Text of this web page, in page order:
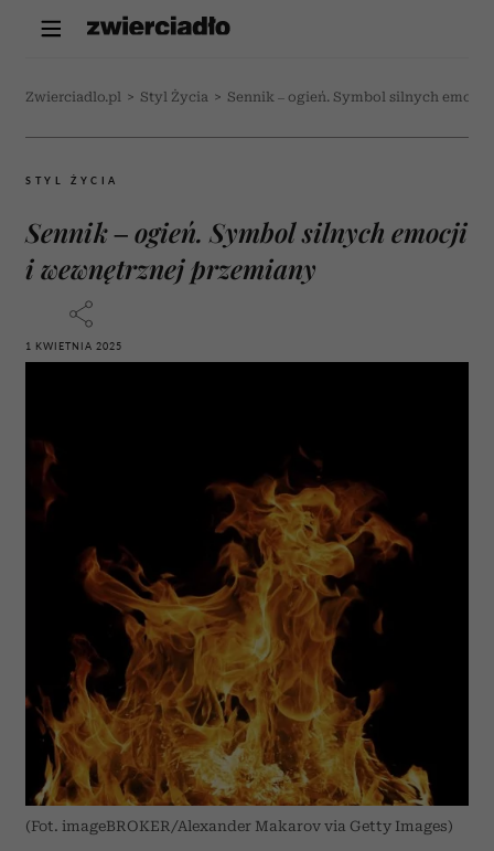
Zwierciadlo.pl > Styl Życia > Sennik – ogień. Symbol silnych
STYL ŻYCIA
Sennik – ogień. Symbol silnych emocji
i wewnętrznej przemiany
1 KWIETNIA 2025
(Fot. imageBROKER/Alexander Makarov via Getty Images)